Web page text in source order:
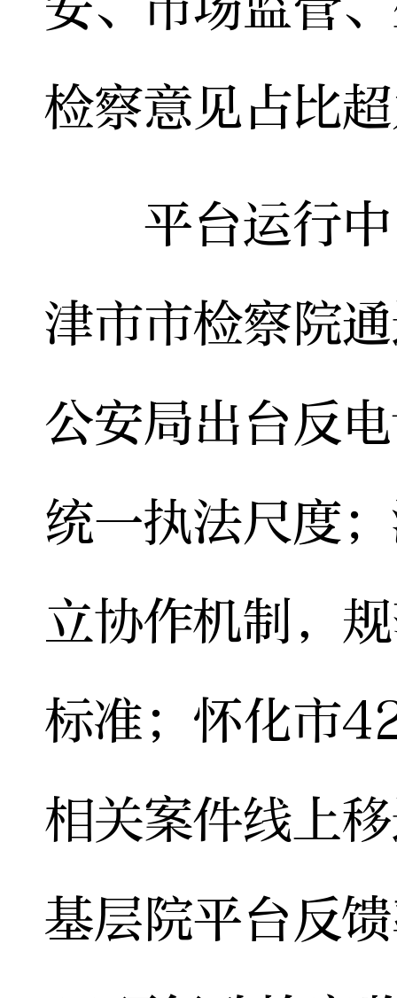
检察意见占比
平台运行中
津市市检察院
公安局出台反
统一执法尺度
立协作机制，
标准；怀化市
相关案件线上
基层院平台反